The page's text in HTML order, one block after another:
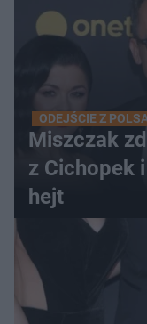
ODEJŚCIE Z
Miszczak
z Cichopek
hejt